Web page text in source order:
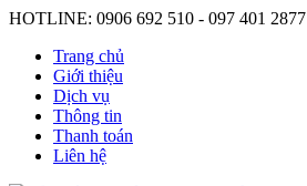
HOTLINE: 0906 692 510 - 097 401 2877
Trang chủ
Giới thiệu
Dịch vụ
Thông tin
Thanh toán
Liên hệ